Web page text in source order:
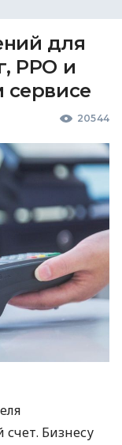
для
РРО и
сервисе
20544
счет. Бизнесу